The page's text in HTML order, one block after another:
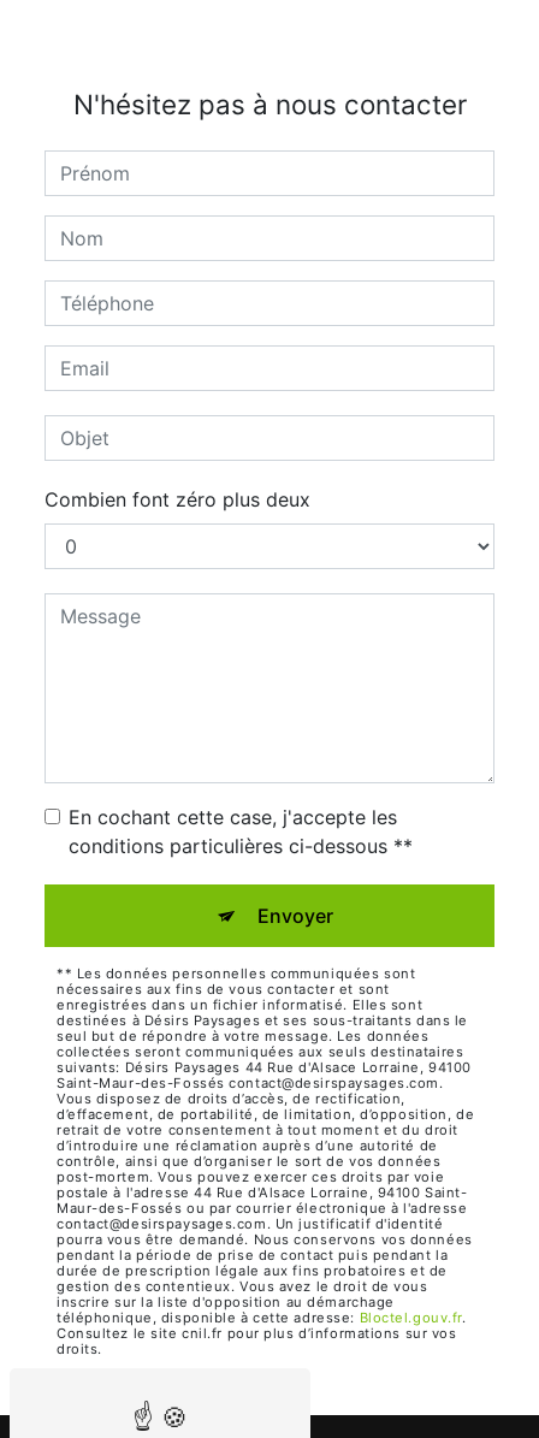
N'hésitez pas à nous contacter
Combien font zéro plus deux
En cochant cette case, j'accepte les
conditions particulières ci-dessous **
Envoyer
** Les données personnelles communiquées sont
nécessaires aux fins de vous contacter et sont
enregistrées dans un fichier informatisé. Elles sont
destinées à Désirs Paysages et ses sous-traitants dans le
seul but de répondre à votre message. Les données
collectées seront communiquées aux seuls destinataires
suivants: Désirs Paysages 44 Rue d'Alsace Lorraine, 94100
Saint-Maur-des-Fossés contact@desirspaysages.com.
Vous disposez de droits d’accès, de rectification,
d’effacement, de portabilité, de limitation, d’opposition, de
retrait de votre consentement à tout moment et du droit
d’introduire une réclamation auprès d’une autorité de
contrôle, ainsi que d’organiser le sort de vos données
post-mortem. Vous pouvez exercer ces droits par voie
postale à l'adresse 44 Rue d'Alsace Lorraine, 94100 Saint-
Maur-des-Fossés ou par courrier électronique à l'adresse
contact@desirspaysages.com. Un justificatif d'identité
pourra vous être demandé. Nous conservons vos données
pendant la période de prise de contact puis pendant la
durée de prescription légale aux fins probatoires et de
gestion des contentieux. Vous avez le droit de vous
inscrire sur la liste d'opposition au démarchage
téléphonique, disponible à cette adresse:
Bloctel.gouv.fr.
Consultez le site cnil.fr pour plus d’informations sur vos
droits.